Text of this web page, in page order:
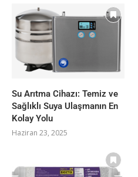
Su Arıtma Cihazı: Temiz ve
Sağlıklı Suya Ulaşmanın En
Kolay Yolu
Haziran 23, 2025